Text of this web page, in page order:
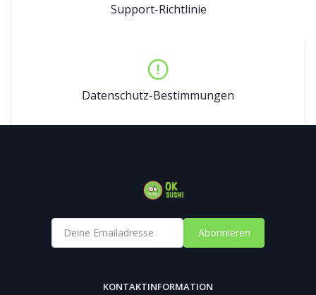
Support-Richtlinie
Datenschutz-Bestimmungen
Abonnieren
KONTAKTINFORMATION